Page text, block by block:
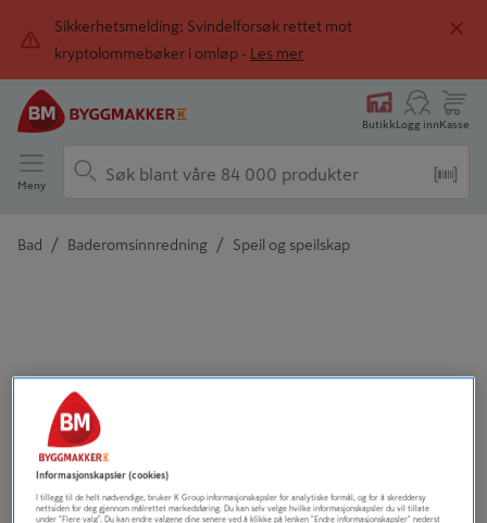
Sikkerhetsmelding: Svindelforsøk rettet mot
kryptolommebøker i omløp -
Les mer
ButikkLogg innKasse
Meny
Bad / Baderomsinnredning / Speil og speilskap
Tidligere
Informasjonskapsler (cookies)
I tillegg til de helt nødvendige, bruker K Group informasjonskapsler for analytiske formål, og for å skreddersy
nettsiden for deg gjennom målrettet markedsføring. Du kan selv velge hvilke informasjonskapsler du vil tillate
under "Flere valg". Du kan endre valgene dine senere ved å klikke på lenken "Endre informasjonskapsler" nederst